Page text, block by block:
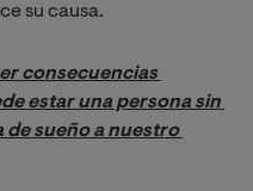
su causa.
consecuencias
estar una persona sin
de sueño a nuestro